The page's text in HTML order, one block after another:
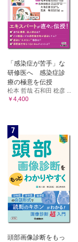
「感染症が苦手」な
研修医へ 感染症診
療の極意を伝授
松本 哲哉 石和田 稔彦 ...
￥4,400
7
頭部画像診断をもっ